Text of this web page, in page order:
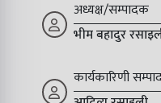
अध्यक्ष/सम्पादक
भीम बहादुर
कार्यकारिणी